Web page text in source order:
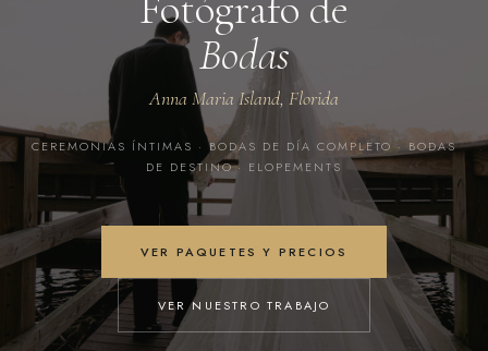
Bodas
Anna Maria Island, Florida
CEREMONIAS ÍNTIMAS · BODAS DE DÍA COMPLETO · BODAS
DE DESTINO · ELOPEMENTS
VER PAQUETES Y PRECIOS
VER NUESTRO TRABAJO